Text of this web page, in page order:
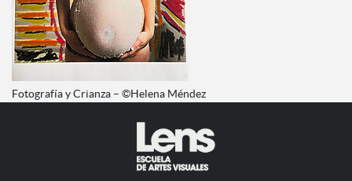
Fotografía y Crianza – ©Helena Méndez